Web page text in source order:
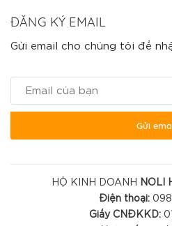
ĐĂNG KÝ EMAIL
Gửi email cho chúng tôi để
Gửi
HỘ KINH DOANH
NOLI
Điện thoại:
Giấy CNĐKKD: